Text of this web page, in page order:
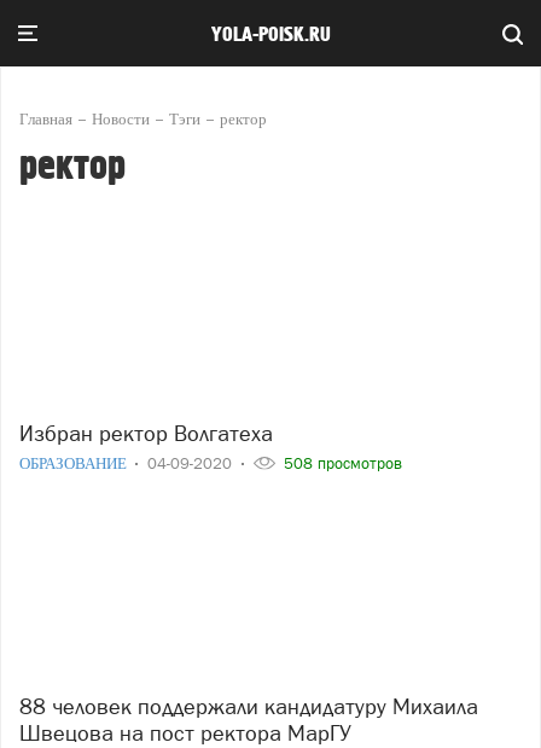
YOLA-POISK.RU
Главная Новости Тэги ректор
ректор
Избран ректор Волгатеха
ОБРАЗОВАНИЕ 04-09-2020 508 просмотров
88 человек поддержали кандидатуру Михаила
Швецова на пост ректора МарГУ